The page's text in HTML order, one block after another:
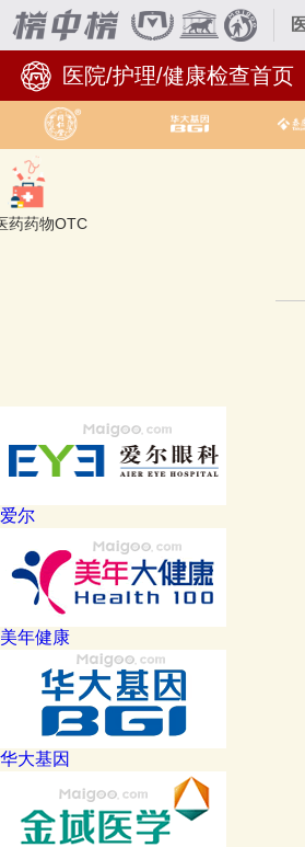
医院/护理/健康检查首页
药药物OTC
爱尔
美年健康
华大基因